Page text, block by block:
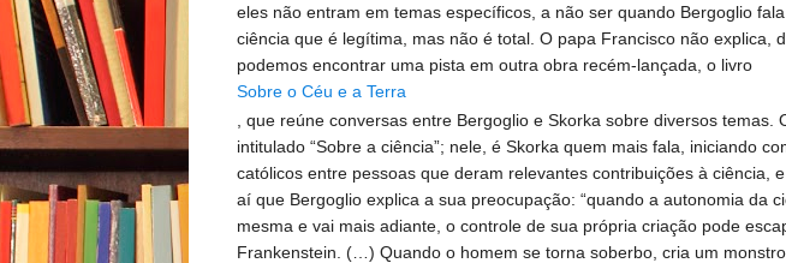
eles não entram em temas específicos, a não ser quando Bergoglio
ciência que é legítima, mas não é total. O papa Francisco não explica,
podemos encontrar uma pista em outra obra recém-lançada, o livro
Sobre o Céu e a Terra
, que reúne conversas entre Bergoglio e Skorka sobre diversos
intitulado “Sobre a ciência”; nele, é Skorka quem mais fala, iniciando
católicos entre pessoas que deram relevantes contribuições à ciência,
aí que Bergoglio explica a sua preocupação: “quando a autonomia da
mesma e vai mais adiante, o controle de sua própria criação pode
Frankenstein. (…) Quando o homem se torna soberbo, cria um